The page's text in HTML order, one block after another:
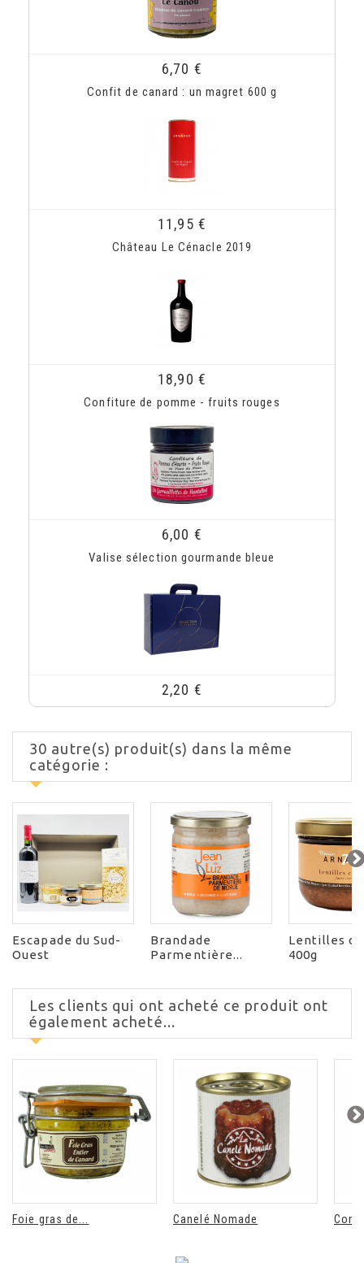
6,70 €
Confit de canard : un magret 600 g
11,95 €
Château Le Cénacle 2019
18,90 €
Confiture de pomme - fruits rouges
6,00 €
Valise sélection gourmande bleue
2,20 €
30 autre(s) produit(s) dans la même
catégorie :
Escapade du Sud-
Ouest
Brandade
Parmentière...
Lentilles
400g
Les clients qui ont acheté ce produit ont
également acheté...
Foie gras de... Canelé Nomade